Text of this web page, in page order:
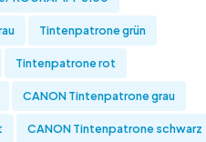
Tintenpatrone grün
Tintenpatrone rot
CANON Tintenpatrone grau
CANON Tintenpatrone schwarz